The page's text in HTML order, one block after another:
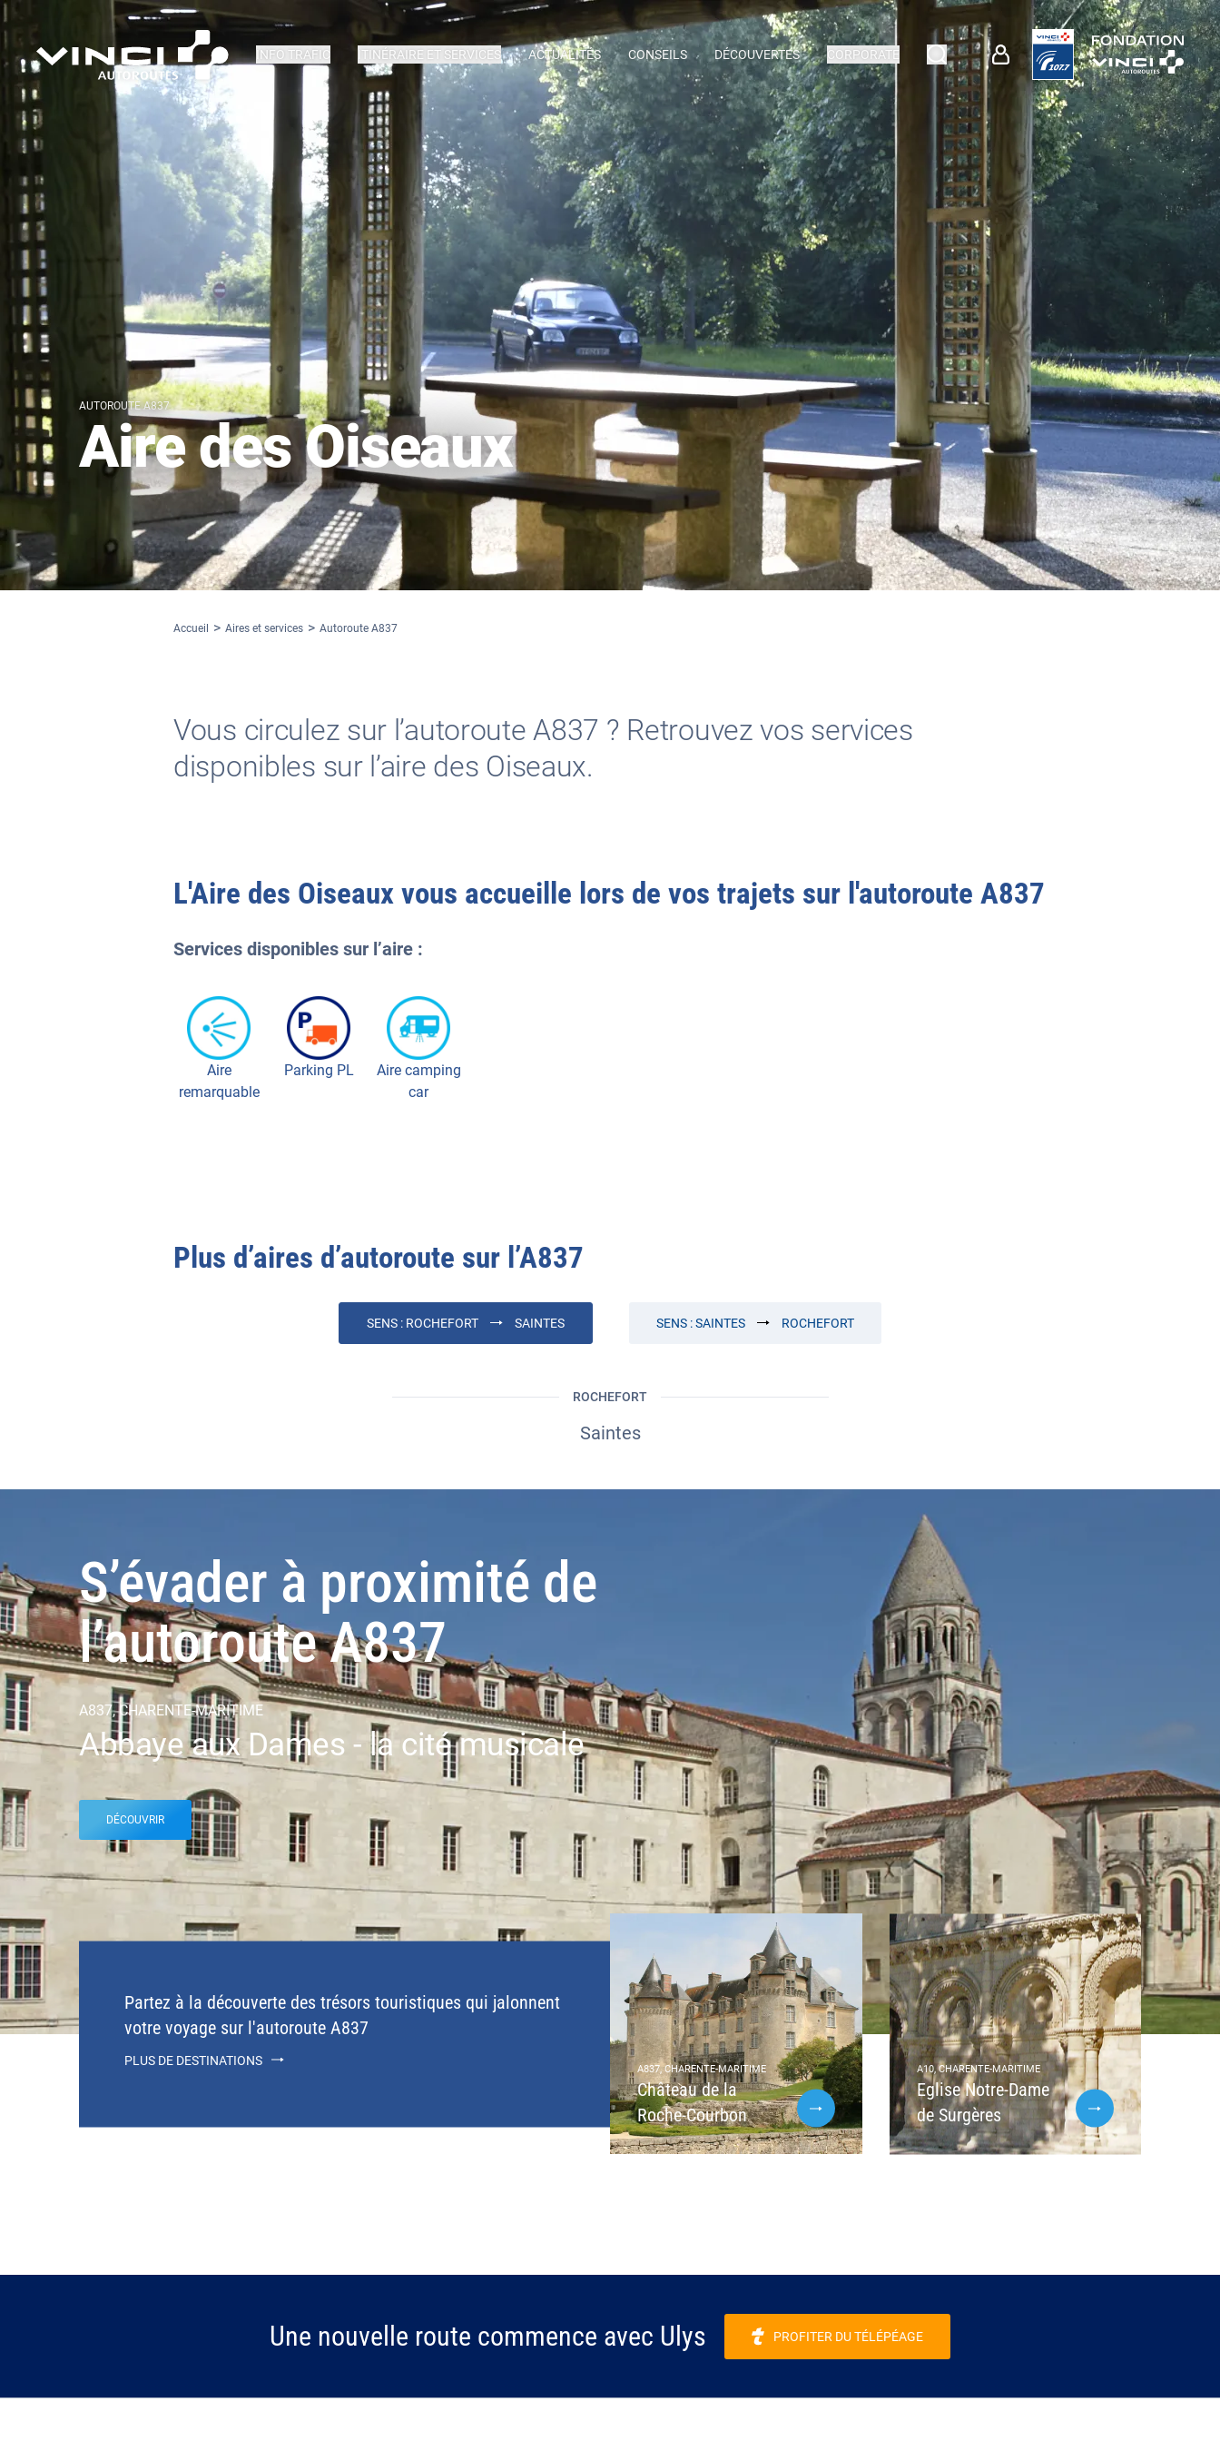
INFO TRAFIC ITINÉRAIRE ET SERVICES ACTUALITÉS CONSEILS DÉCOUVERTES CORPORATE
AUTOROUTE A837
Aire des Oiseaux
Accueil Aires et services Autoroute A837
Vous circulez sur l’autoroute A837 ? Retrouvez vos services
disponibles sur l’aire des Oiseaux.
L'Aire des Oiseaux vous accueille lors de vos trajets sur l'autoroute A837
Services disponibles sur l’aire :
Aire
remarquable
Parking PL
Aire camping
car
Plus d’aires d’autoroute sur l’A837
SENS : ROCHEFORT SAINTES SENS :SAINTES ROCHEFORT
ROCHEFORT
Saintes
S’évader à proximité de
l’autoroute A837
A837, CHARENTE-MARITIME
Abbaye aux Dames - la cité musicale
DÉCOUVRIR
Partez à la découverte des trésors touristiques qui jalonnent
votre voyage sur l'autoroute A837
PLUS DE DESTINATIONS
A837, CHARENTE-MARITIME
Château de la
Roche-Courbon
A10, CHARENTE-MARITIME
Eglise Notre-Dame
de Surgères
Une nouvelle route commence avec Ulys PROFITER DU TÉLÉPÉAGE